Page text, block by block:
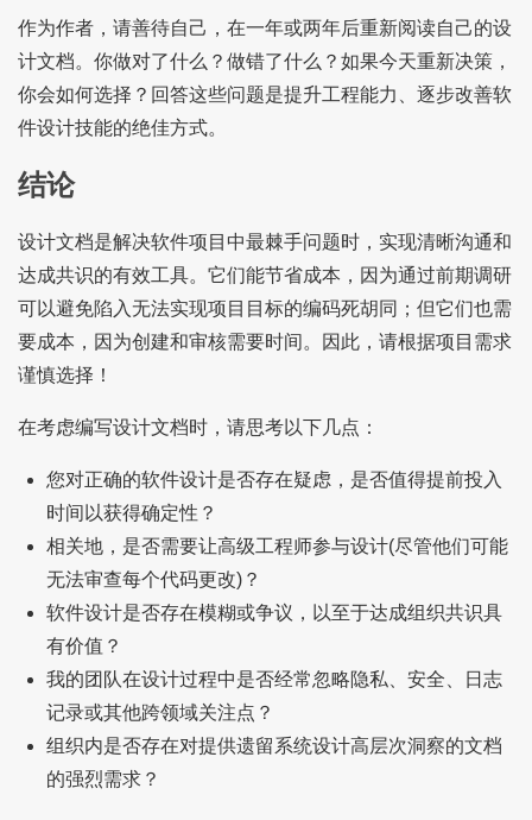
作为作者，请善待自己，在一年或两年后重新阅读自己的设
计文档。你做对了什么？做错了什么？如果今天重新决策，
你会如何选择？回答这些问题是提升工程能力、逐步改善软
件设计技能的绝佳方式。
结论
设计文档是解决软件项目中最棘手问题时，实现清晰沟通和
达成共识的有效工具。它们能节省成本，因为通过前期调研
可以避免陷入无法实现项目目标的编码死胡同；但它们也需
要成本，因为创建和审核需要时间。因此，请根据项目需求
谨慎选择！
在考虑编写设计文档时，请思考以下几点：
您对正确的软件设计是否存在疑虑，是否值得提前投入
时间以获得确定性？
相关地，是否需要让高级工程师参与设计(尽管他们可能
无法审查每个代码更改)？
软件设计是否存在模糊或争议，以至于达成组织共识具
有价值？
我的团队在设计过程中是否经常忽略隐私、安全、日志
记录或其他跨领域关注点？
组织内是否存在对提供遗留系统设计高层次洞察的文档
的强烈需求？